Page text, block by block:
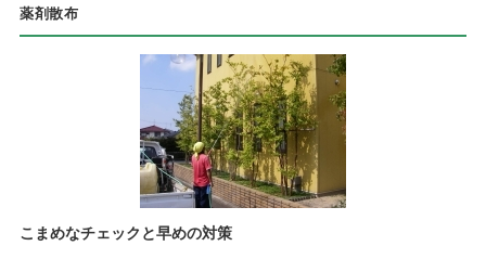
薬剤散布
こまめなチェックと早めの対策